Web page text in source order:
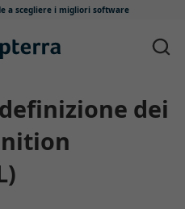
a scegliere i migliori software